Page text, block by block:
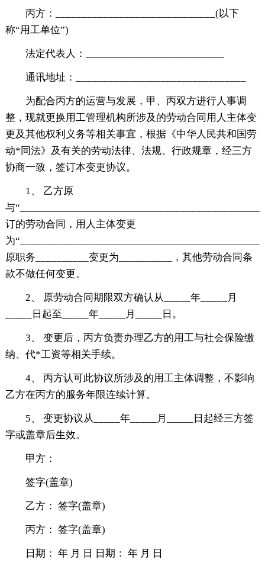
丙方：______________________________(以下
称“用工单位”)
法定代表人：__________________________
通讯地址：________________________________
为配合丙方的运营与发展，甲、丙双方进行人事调
整，现就更换用工管理机构所涉及的劳动合同用人主体变
更及其他权利义务等相关事宜，根据《中华人民共和国劳
动*同法》及有关的劳动法律、法规、行政规章，经三方
协商一致，签订本变更协议。
1、 乙方原
与
订的劳动合同，用人主体变更
为
原职务__________变更为__________，其他劳动合同条
款不做任何变更。
2、 原劳动合同期限双方确认从_____年_____月
_____日起至_____年_____月_____日。
3、 变更后，丙方负责办理乙方的用工与社会保险缴
纳、代*工资等相关手续。
4、 丙方认可此协议所涉及的用工主体调整，不影响
乙方在丙方的服务年限连续计算。
5、 变更协议从_____年_____月_____日起经三方签
字或盖章后生效。
甲方：
签字(盖章)
乙方： 签字(盖章)
丙方： 签字(盖章)
日期： 年 月 日 日期： 年 月 日